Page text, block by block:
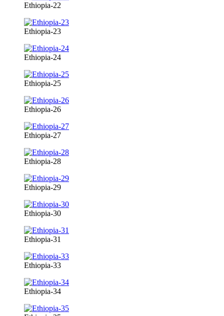
Ethiopia-22
Ethiopia-23
Ethiopia-24
Ethiopia-25
Ethiopia-26
Ethiopia-27
Ethiopia-28
Ethiopia-29
Ethiopia-30
Ethiopia-31
Ethiopia-33
Ethiopia-34